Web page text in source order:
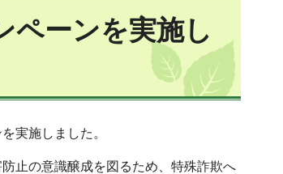
ペーンを実施し
実施しました。
止の意識醸成を図るため、特殊詐欺へ